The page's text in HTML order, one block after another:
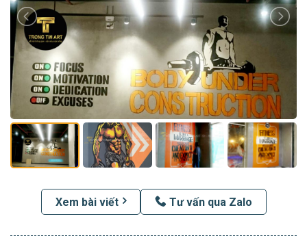
Xem bài viết Tư vấn qua Zalo